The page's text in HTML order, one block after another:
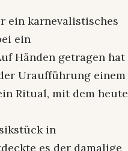
ein karnevalistisches
ein
Händen getragen hat
Uraufführung einem
Ritual, mit dem heute
in
es der damalige